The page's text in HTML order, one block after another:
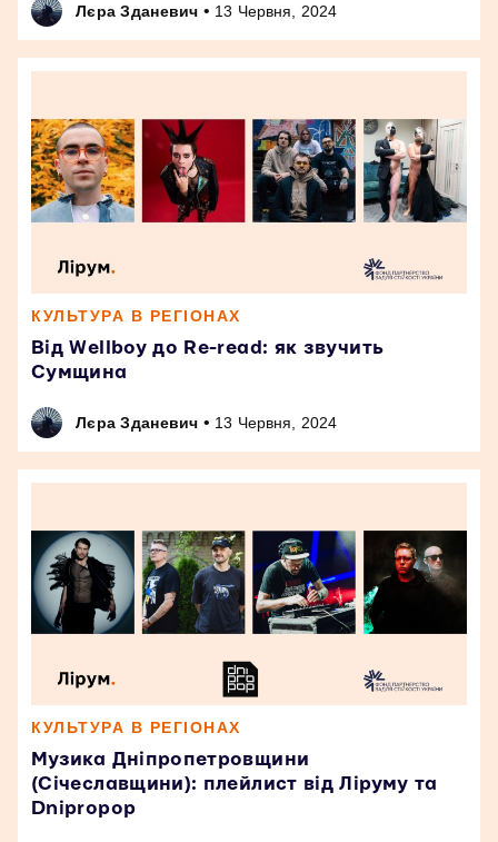
Лєра Зданевич • 13 Червня, 2024
КУЛЬТУРА В РЕГІОНАХ
Від Wellboy до Re-read: як звучить
Сумщина
Лєра Зданевич • 13 Червня, 2024
КУЛЬТУРА В РЕГІОНАХ
Музика Дніпропетровщини
(Січеславщини): плейлист від Ліруму та
Dnipropop